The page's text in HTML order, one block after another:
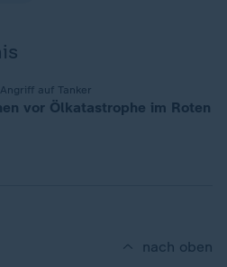
auf Tanker
vor Ölkatastrophe im Roten
nach oben